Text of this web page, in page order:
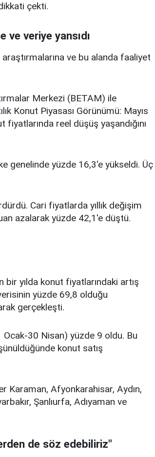
çekti.
veriye yansıdı
ve bu alanda faaliyet
Merkezi (BETAM) ile
Konut Piyasası Görünümü: Mayıs
reel düşüş yaşandığını
genelinde yüzde 16,3'e yükseldi. Üç
Cari fiyatlarda yıllık değişim
azalarak yüzde 42,1'e düştü.
yılda konut fiyatlarındaki artış
yüzde 69,8 olduğu
gerçekleşti.
Ocak-30 Nisan) yüzde 9 oldu. Bu
konut satış
Karaman, Afyonkarahisar, Aydın,
Şanlıurfa, Adıyaman ve
de söz edebiliriz"